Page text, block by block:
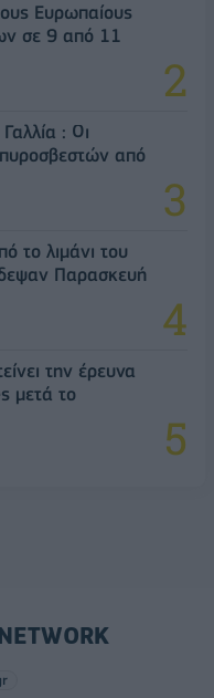
Ευρωπαίους
σε 9 από 11
: Οι
από
το λιμάνι του
Παρασκευή
την έρευνα
μετά το